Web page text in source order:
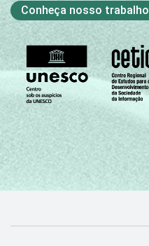
Conheça nosso trabalho